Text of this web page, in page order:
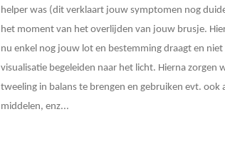
helper was (dit verklaart jouw symptomen nog
het moment van het overlijden van jouw brusje.
nu enkel nog jouw lot en bestemming draagt en
visualisatie begeleiden naar het licht. Hierna zorgen
tweeling in balans te brengen en gebruiken evt.
middelen, enz...